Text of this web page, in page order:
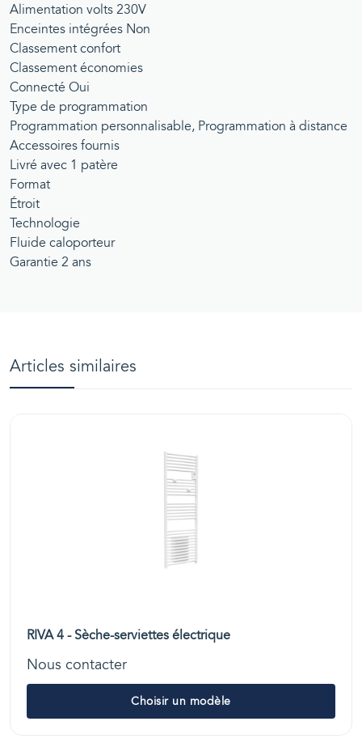
Alimentation volts 230V
Enceintes intégrées Non
Classement confort
Classement économies
Connecté Oui
Type de programmation
Programmation personnalisable, Programmation à distance
Accessoires fournis
Livré avec 1 patère
Format
Étroit
Technologie
Fluide caloporteur
Garantie 2 ans
Articles similaires
RIVA 4 - Sèche-serviettes électrique
Nous contacter
Choisir un modèle